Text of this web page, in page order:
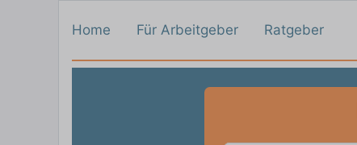
Home Für Arbeitgeber Ratgeber